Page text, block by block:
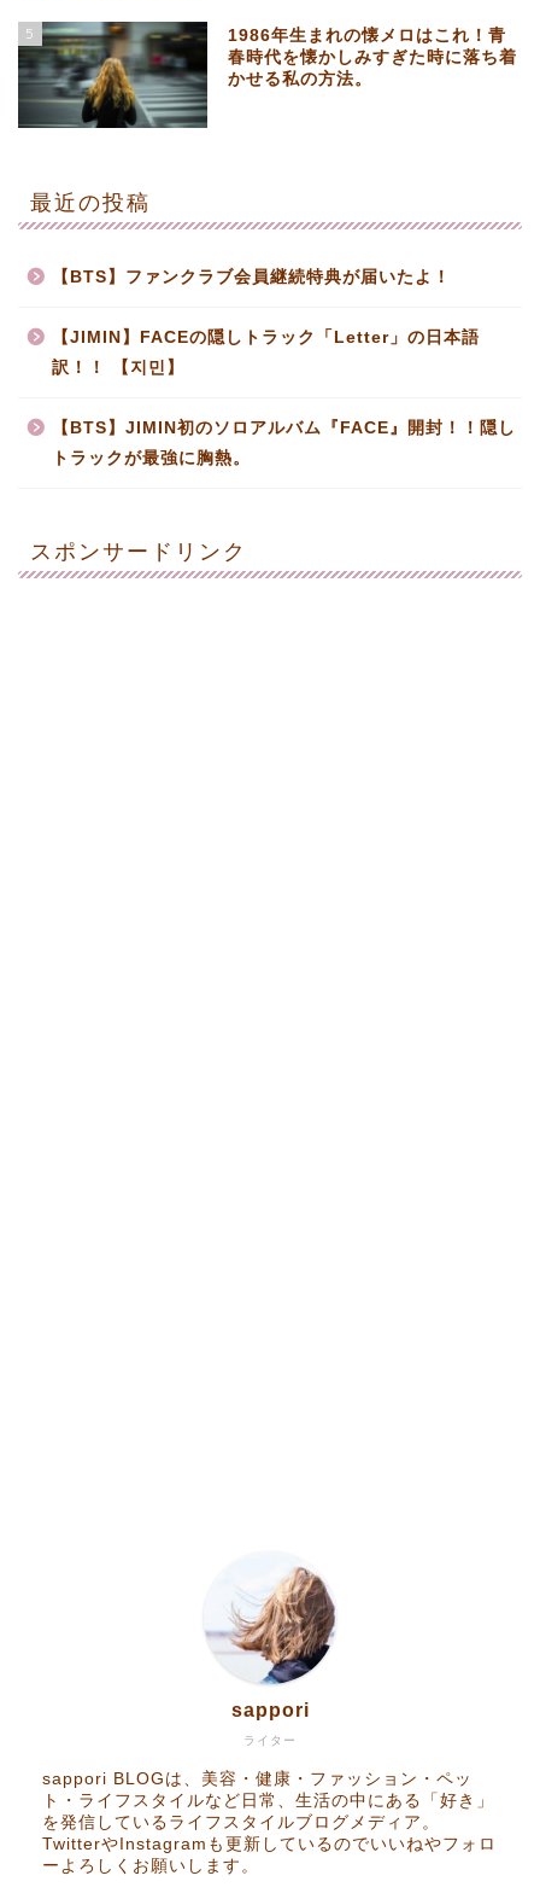
5
1986年生まれの懐メロはこれ！青
春時代を懐かしみすぎた時に落ち着
かせる私の方法。
最近の投稿
【BTS】ファンクラブ会員継続特典が届いたよ！
【JIMIN】FACEの隠しトラック「Letter」の日本語
訳！！ 【지민】
【BTS】JIMIN初のソロアルバム『FACE』開封！！隠し
トラックが最強に胸熱。
スポンサードリンク
ライター
sappori
sappori BLOGは、美容・健康・ファッション・ペッ
ト・ライフスタイルなど日常、生活の中にある「好き」
を発信しているライフスタイルブログメディア。
TwitterやInstagramも更新しているのでいいねやフォロ
ーよろしくお願いします。
RakutenROOM
Goods